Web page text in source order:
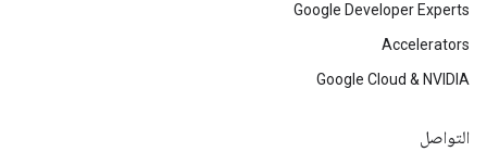
Google Developer Experts
Accelerators
Google Cloud & NVIDIA
التواصل